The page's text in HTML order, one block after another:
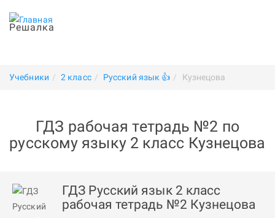
Решалка
Учебники 2 класс Русский язык 👍 Кузнецова
ГДЗ рабочая тетрадь №2 по
русскому языку 2 класс Кузнецова
ГДЗ Русский язык 2 класс
рабочая тетрадь №2 Кузнецова